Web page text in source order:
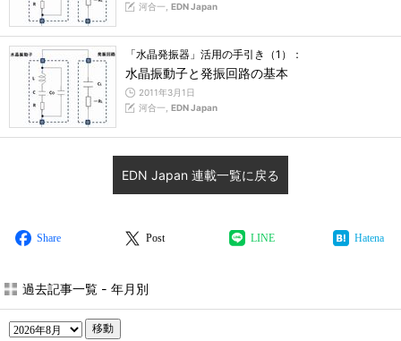
河合一, EDN Japan
「水晶発振器」活用の手引き（1）：
水晶振動子と発振回路の基本
2011年3月1日
河合一, EDN Japan
EDN Japan 連載一覧に戻る
Share Post LINE Hatena
過去記事一覧 - 年月別
移動